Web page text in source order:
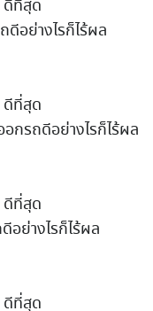
ดีที่สุด
ดีอย่างไรก็ไร้ผล
ดีที่สุด
กรถดีอย่างไรก็ไร้ผล
ดีที่สุด
ย่างไรก็ไร้ผล
ดีที่สุด